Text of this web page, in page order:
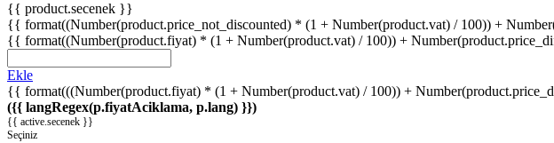
{{ product.secenek }}
{{ format((Number(product.price_not_discounted) * (1 + Number(product.vat) / 100)) +
{{ format((Number(product.fiyat) * (1 + Number(product.vat) / 100)) +
Ekle
{{ format(((Number(product.fiyat) * (1 + Number(product.vat) / 100)) +
({{ langRegex(p.fiyatAciklama, p.lang) }})
{{ active.secenek }}
Seçiniz